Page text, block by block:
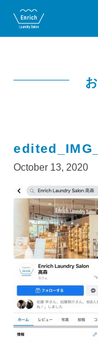
October 13, 2020